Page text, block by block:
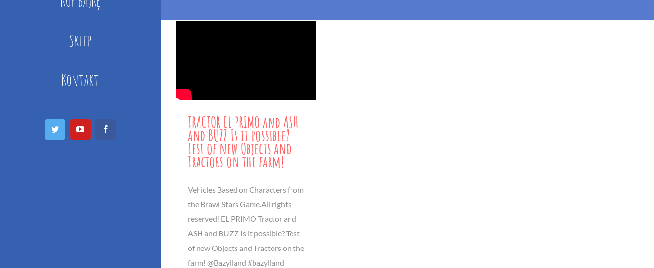
Sklep
Kontakt
Twitter YouTube TRACTOR EL PRIMO and ASH
and BUZZ Is it possible?
Test of new Objects and
Tractors on the farm!
Vehicles Based on Characters from
the Brawl Stars Game.All rights
reserved! EL PRIMO Tractor and
ASH and BUZZ Is it possible? Test
of new Objects and Tractors on the
farm! @Bazylland #bazylland